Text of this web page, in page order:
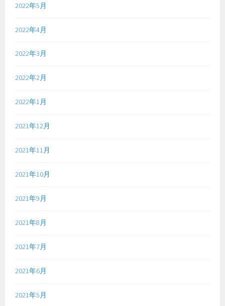
2022年5月
2022年4月
2022年3月
2022年2月
2022年1月
2021年12月
2021年11月
2021年10月
2021年9月
2021年8月
2021年7月
2021年6月
2021年5月